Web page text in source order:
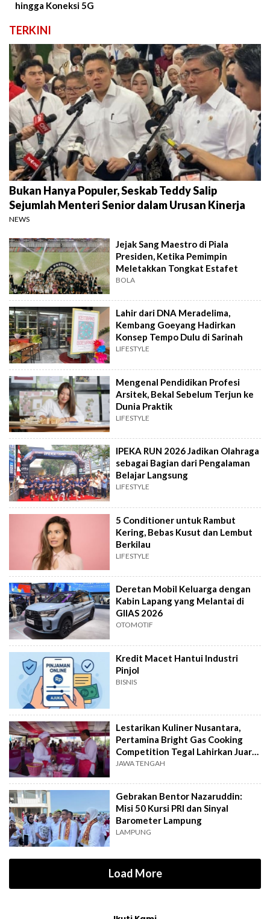
hingga Koneksi 5G
TERKINI
Bukan Hanya Populer, Seskab Teddy Salip
Sejumlah Menteri Senior dalam Urusan Kinerja
NEWS
Jejak Sang Maestro di Piala
Presiden, Ketika Pemimpin
Meletakkan Tongkat Estafet
BOLA
Lahir dari DNA Meradelima,
Kembang Goeyang Hadirkan
Konsep Tempo Dulu di Sarinah
LIFESTYLE
Mengenal Pendidikan Profesi
Arsitek, Bekal Sebelum Terjun ke
Dunia Praktik
LIFESTYLE
IPEKA RUN 2026 Jadikan Olahraga
sebagai Bagian dari Pengalaman
Belajar Langsung
LIFESTYLE
5 Conditioner untuk Rambut
Kering, Bebas Kusut dan Lembut
Berkilau
LIFESTYLE
Deretan Mobil Keluarga dengan
Kabin Lapang yang Melantai di
GIIAS 2026
OTOMOTIF
Kredit Macet Hantui Industri
Pinjol
BISNIS
Lestarikan Kuliner Nusantara,
Pertamina Bright Gas Cooking
Competition Tegal Lahirkan Juara
Baru
JAWA TENGAH
Gebrakan Bentor Nazaruddin:
Misi 50 Kursi PRI dan Sinyal
Barometer Lampung
LAMPUNG
Load More